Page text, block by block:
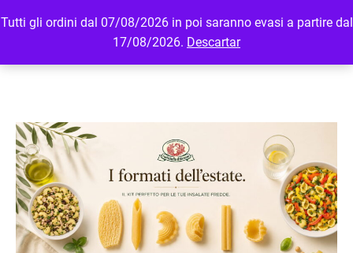
Tutti gli ordini dal 07/08/2026 in poi saranno evasi a partire dal
17/08/2026. Descartar
MENU LOGIN